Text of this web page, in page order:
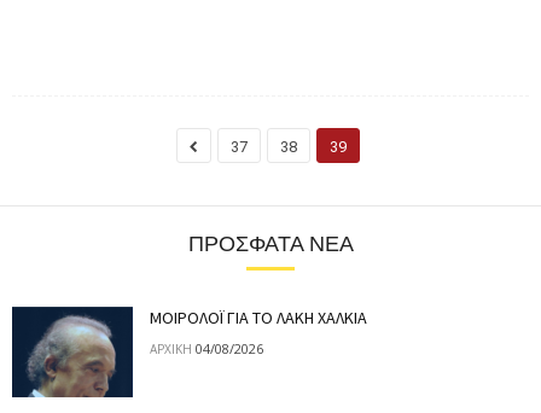
37 38 39
ΠΡΌΣΦΑΤΑ ΝΈΑ
ΜΟΙΡΟΛΟΪ ΓΙΑ ΤΟ ΛΑΚΗ ΧΑΛΚΙΑ
ΑΡΧΙΚΉ 04/08/2026